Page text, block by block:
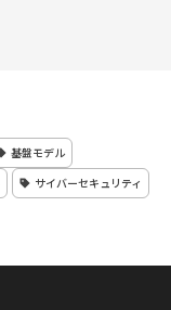
基盤モデル
サイバーセキュリティ